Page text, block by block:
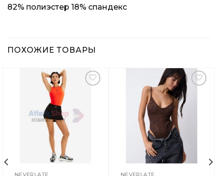
82% полиэстер 18% спандекс
ПОХОЖИЕ ТОВАРЫ
Вишлист
NEVERLATE
Добавить
Вишлист
NEVERLATE